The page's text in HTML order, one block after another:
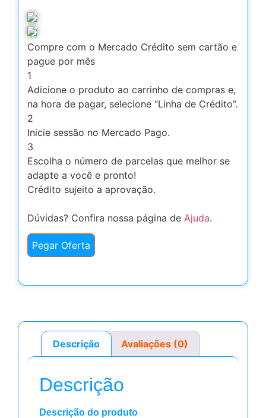
Compre com o Mercado Crédito sem cartão e
pague por mês
1
Adicione o produto ao carrinho de compras e,
na hora de pagar, selecione “Linha de Crédito”.
2
Inicie sessão no Mercado Pago.
3
Escolha o número de parcelas que melhor se
adapte a você e pronto!
Crédito sujeito a aprovação.
Dúvidas? Confira nossa página de Ajuda.
Pegar Oferta
Descrição Avaliações (0)
Descrição
Descrição do produto